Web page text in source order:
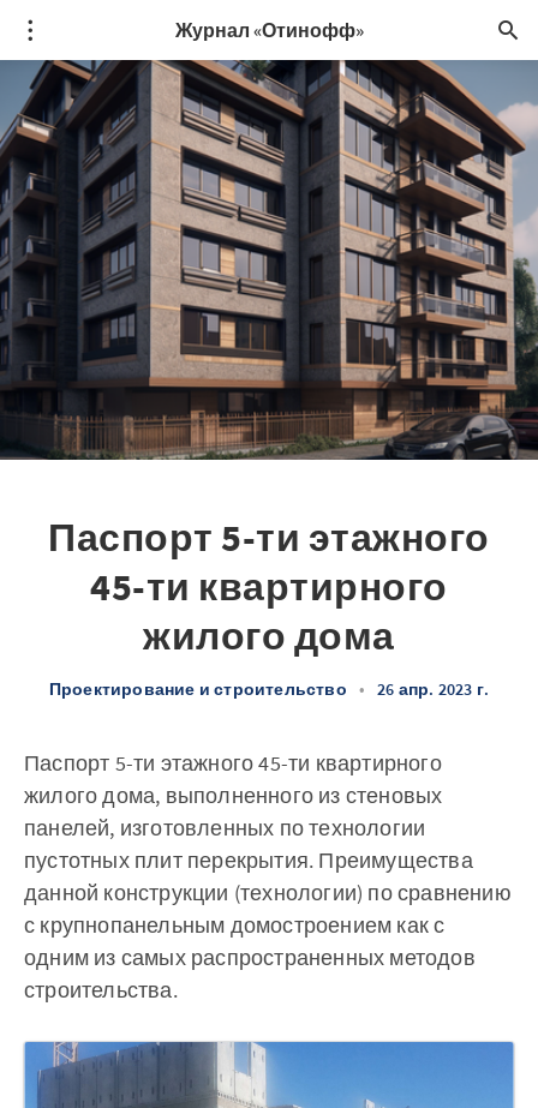
Журнал «Отинофф»
Паспорт 5-ти этажного
45-ти квартирного
жилого дома
Проектирование и строительство • 26 апр. 2023 г.
Паспорт 5-ти этажного 45-ти квартирного
жилого дома, выполненного из стеновых
панелей, изготовленных по технологии
пустотных плит перекрытия. Преимущества
данной конструкции (технологии) по сравнению
с крупнопанельным домостроением как с
одним из самых распространенных методов
строительства.